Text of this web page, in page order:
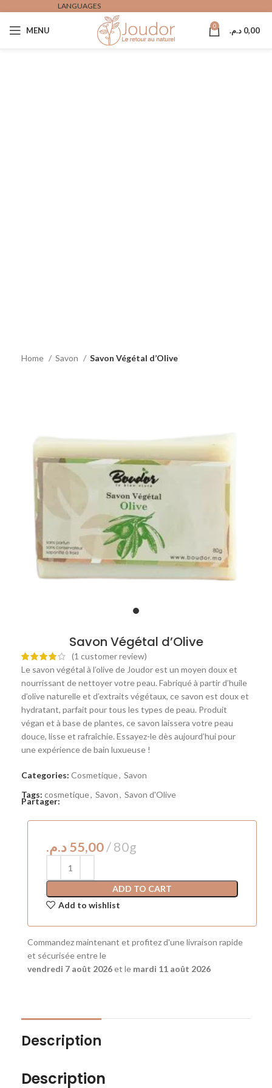
LANGUAGES
MENU 0 0,00 د.م.
Home Savon Savon Végétal d’Olive
Savon Végétal d’Olive
(1 customer review)
Le savon végétal à l’olive de Joudor est un moyen doux et
nourrissant de nettoyer votre peau. Fabriqué à partir d’huile
d’olive naturelle et d’extraits végétaux, ce savon est doux et
hydratant, parfait pour tous les types de peau. Produit
végan et à base de plantes, ce savon laissera votre peau
douce, lisse et rafraîchie. Essayez-le dès aujourd’hui pour
une expérience de bain luxueuse !
Categories: Cosmetique, Savon
Tags: cosmetique, Savon, Savon d'Olive
Partager:
د.م.
ADD TO CART
Add to wishlist
Commandez maintenant et profitez d'une livraison rapide
et sécurisée entre le
vendredi 7 août 2026et le mardi 11 août 2026
Description
Description